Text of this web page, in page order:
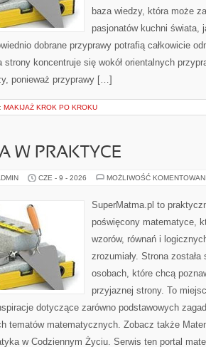
baza wiedzy, która może
pasjonatów kuchni świata,
dobrane przyprawy potrafią całkowicie
strony koncentruje się wokół orientalnych
ponieważ przyprawy […]
MAKIJAŻ KROK PO KROKU
W PRAKTYCE
CZE - 9 - 2026 MOŻLIWOŚĆ
SuperMatma.pl to
poświęcony matematyce,
wzorów, równań i
zrozumiały. Strona
osobach, które chcą
przyjaznej strony. To
dotyczące zarówno podstawowych
tematów matematycznych. Zobacz także
w Codziennym Życiu. Serwis ten portal